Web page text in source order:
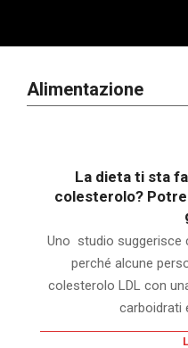
Alimentazione
La dieta ti sta
colesterolo?
Uno studio suggerisce
perché alcune
colesterolo LDL con
carboidrati